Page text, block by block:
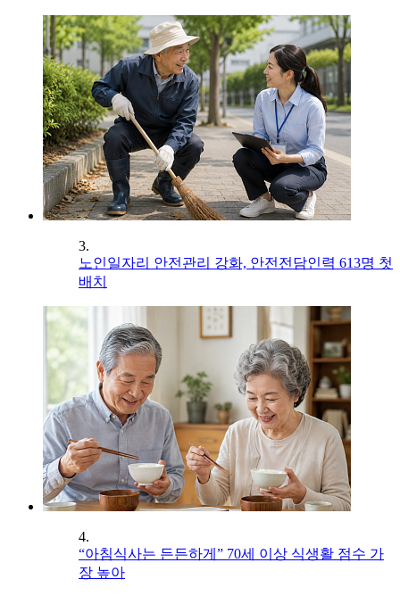
3.
노인일자리 안전관리 강화, 안전전담인력 613명 첫
배치
4.
“아침식사는 든든하게” 70세 이상 식생활 점수 가
장 높아